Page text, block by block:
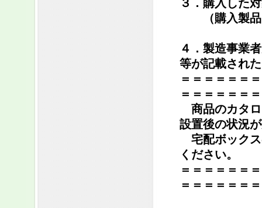
３．購入した
（購入製品
４．製造事業
等が記載され
＝＝＝＝＝＝
＝＝＝＝＝＝
商品のカタロ
設置後の状況
宅配ボック
ください。
＝＝＝＝＝＝
＝＝＝＝＝＝